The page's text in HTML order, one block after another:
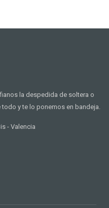
la despedida de soltera o
y te lo ponemos en bandeja.
- Valencia